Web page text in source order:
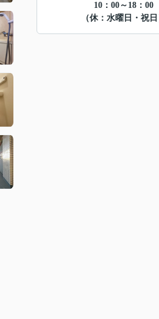
10：00～18：00
（休：水曜日・祝日